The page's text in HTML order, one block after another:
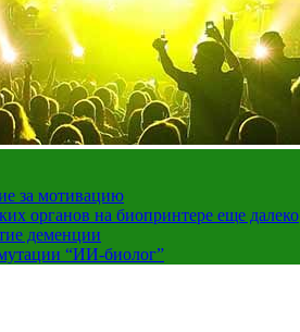
за мотивацию
органов на биопринтере еще далеко
деменции
“ИИ-биолог”